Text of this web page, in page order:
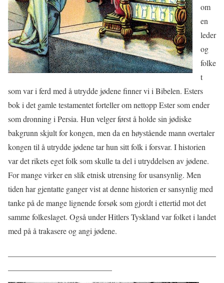
om
en
leder
og
folke
t
som var i ferd med å utrydde jødene finner vi i Bibelen. Esters
bok i det gamle testamentet forteller om nettopp Ester som ender
som dronning i Persia. Hun velger først å holde sin jødiske
bakgrunn skjult for kongen, men da en høystående mann overtaler
kongen til å utrydde jødene tar hun sitt folk i forsvar. I historien
var det rikets eget folk som skulle ta del i utryddelsen av jødene.
For mange virker en slik etnisk utrensing for usansynlig. Men
tiden har gjentatte ganger vist at denne historien er sansynlig med
tanke på de mange lignende forsøk som gjordt i ettertid mot det
samme folkeslaget. Også under Hitlers Tyskland var folket i landet
med på å trakasere og angi jødene.